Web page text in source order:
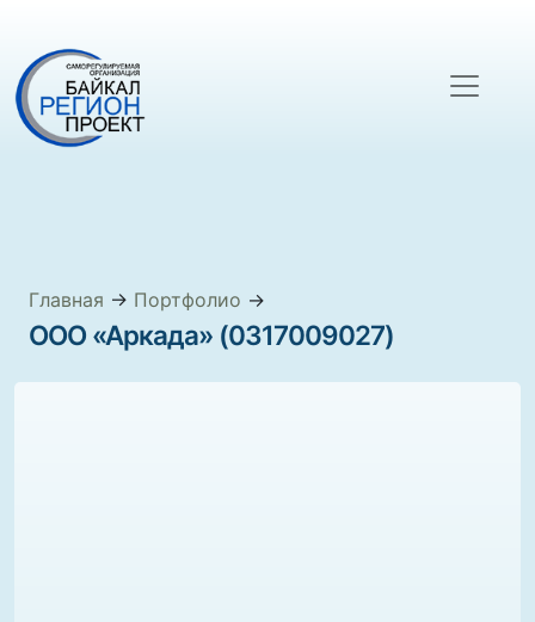
Главная → Портфолио →
ООО «Аркада» (0317009027)